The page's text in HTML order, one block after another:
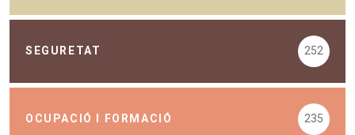
SEGURETAT 252
OCUPACIÓ I FORMACIÓ 235